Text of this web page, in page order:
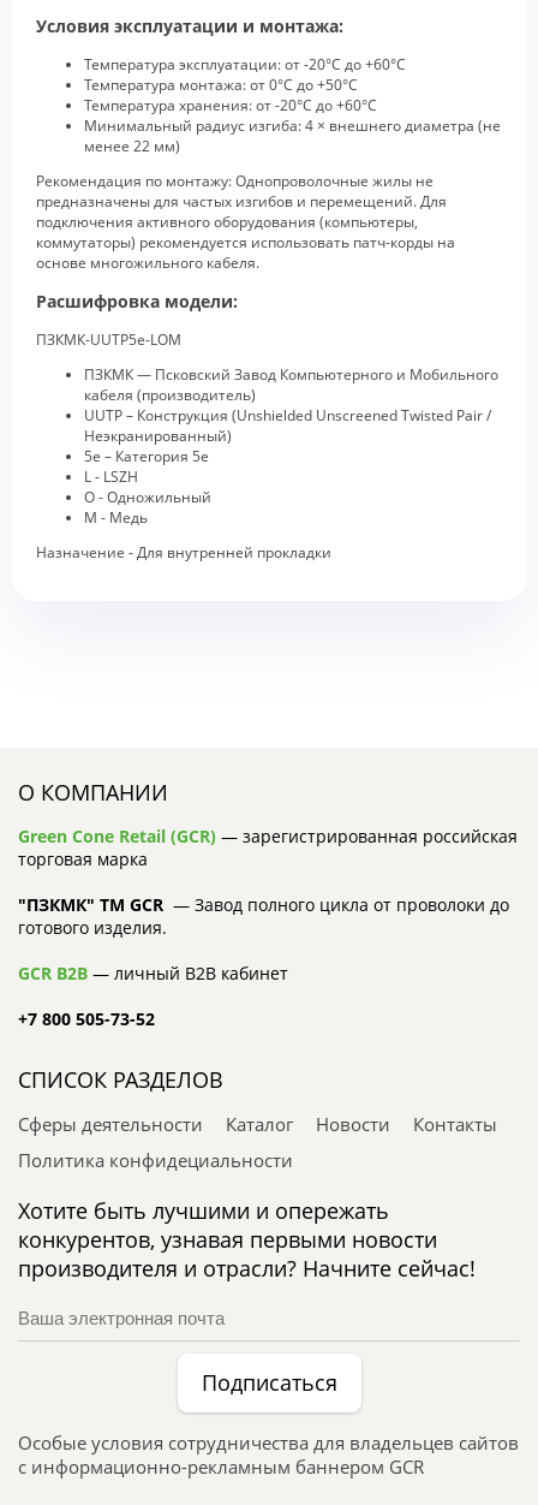
Условия эксплуатации и монтажа:
Температура эксплуатации: от -20°C до +60°C
Температура монтажа: от 0°C до +50°C
Температура хранения: от -20°C до +60°C
Минимальный радиус изгиба: 4 × внешнего диаметра (не
менее 22 мм)
Рекомендация по монтажу: Однопроволочные жилы не
предназначены для частых изгибов и перемещений. Для
подключения активного оборудования (компьютеры,
коммутаторы) рекомендуется использовать патч-корды на
основе многожильного кабеля.
Расшифровка модели:
ПЗКМК-UUTP5e-LOM
ПЗКМК — Псковский Завод Компьютерного и Мобильного
кабеля (производитель)
UUTP – Конструкция (Unshielded Unscreened Twisted Pair /
Неэкранированный)
5e – Категория 5e
L - LSZH
O - Одножильный
M - Медь
Назначение - Для внутренней прокладки
О КОМПАНИИ
Green Cone Retail (GCR) — зарегистрированная российская
торговая марка
"ПЗКМК" TM GCR — Завод полного цикла от проволоки до
готового изделия.
GCR B2B — личный B2B кабинет
+7 800 505-73-52
СПИСОК РАЗДЕЛОВ
Сферы деятельности Каталог Новости
Контакты
Политика конфидециальности
Хотите быть лучшими и опережать
конкурентов, узнавая первыми новости
производителя и отрасли? Начните сейчас!
Подписаться
Особые условия сотрудничества для владельцев сайтов
с информационно-рекламным баннером GCR